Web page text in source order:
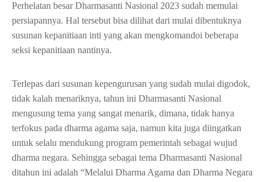
Perhelatan besar Dharmasanti Nasional 2023 sudah memulai
persiapannya. Hal tersebut bisa dilihat dari mulai dibentuknya
susunan kepanitiaan inti yang akan mengkomandoi beberapa
seksi kepanitiaan nantinya.
Terlepas dari susunan kepengurusan yang sudah mulai digodok,
tidak kalah menariknya, tahun ini Dharmasanti Nasional
mengusung tema yang sangat menarik, dimana, tidak hanya
terfokus pada dharma agama saja, namun kita juga diingatkan
untuk selalu mendukung program pemerintah sebagai wujud
dharma negara. Sehingga sebagai tema Dharmasanti Nasional
ditahun ini adalah “Melalui Dharma Agama dan Dharma Negara